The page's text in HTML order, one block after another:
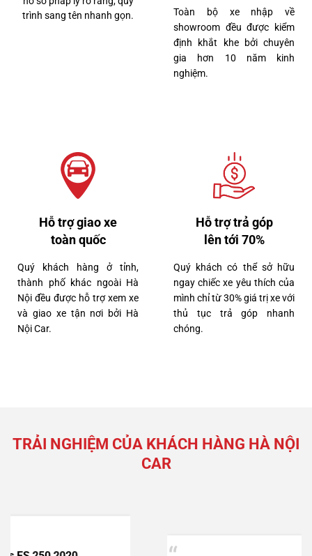
3 tỷ 260 triệu
7 tỷ 650 triệu
trình sang tên nhanh gọn.
Toàn bộ xe nhập về
showroom đều được kiểm
định khắt khe bởi chuyên
gia hơn 10 năm kinh
nghiệm.
Hỗ trợ giao xe
toàn quốc
Quý khách hàng ở tỉnh,
thành phố khác ngoài Hà
Nội đều được hỗ trợ xem xe
và giao xe tận nơi bởi Hà
Nội Car.
Hỗ trợ trả góp
lên tới 70%
Quý khách có thể sở hữu
ngay chiếc xe yêu thích của
mình chỉ từ 30% giá trị xe với
thủ tục trả góp nhanh
chóng.
TRẢI NGHIỆM CỦA KHÁCH HÀNG HÀ NỘI
CAR